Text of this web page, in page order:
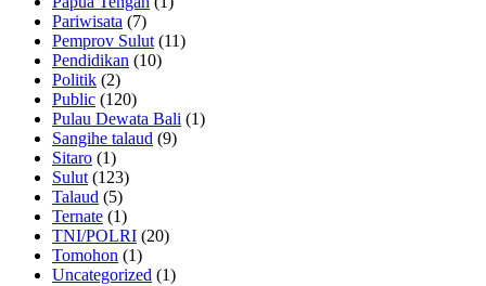
Pariwisata (7)
Pemprov Sulut (11)
Pendidikan (10)
Politik (2)
Public (120)
Pulau Dewata Bali (1)
Sangihe talaud (9)
Sitaro (1)
Sulut (123)
Talaud (5)
Ternate (1)
TNI/POLRI (20)
Tomohon (1)
Uncategorized (1)